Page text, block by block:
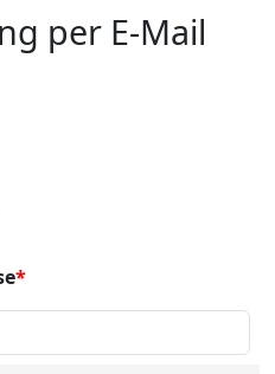
per E-Mail
*